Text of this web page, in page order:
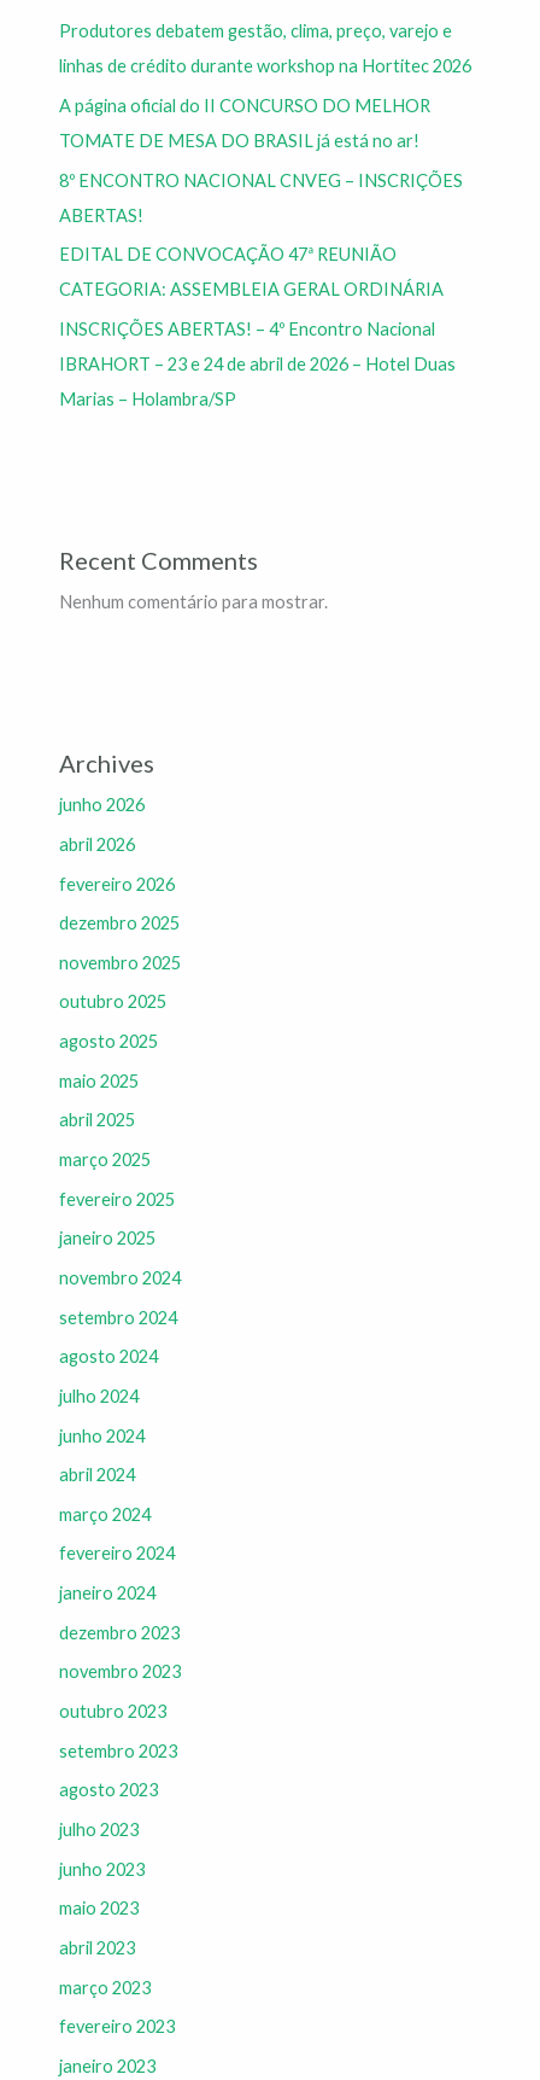
Produtores debatem gestão, clima, preço, varejo e
linhas de crédito durante workshop na Hortitec 2026
A página oficial do II CONCURSO DO MELHOR
TOMATE DE MESA DO BRASIL já está no ar!
8º ENCONTRO NACIONAL CNVEG – INSCRIÇÕES
ABERTAS!
EDITAL DE CONVOCAÇÃO 47ª REUNIÃO
CATEGORIA: ASSEMBLEIA GERAL ORDINÁRIA
INSCRIÇÕES ABERTAS! – 4º Encontro Nacional
IBRAHORT – 23 e 24 de abril de 2026 – Hotel Duas
Marias – Holambra/SP
Recent Comments
Nenhum comentário para mostrar.
Archives
junho 2026
abril 2026
fevereiro 2026
dezembro 2025
novembro 2025
outubro 2025
agosto 2025
maio 2025
abril 2025
março 2025
fevereiro 2025
janeiro 2025
novembro 2024
setembro 2024
agosto 2024
julho 2024
junho 2024
abril 2024
março 2024
fevereiro 2024
janeiro 2024
dezembro 2023
novembro 2023
outubro 2023
setembro 2023
agosto 2023
julho 2023
junho 2023
maio 2023
abril 2023
março 2023
fevereiro 2023
janeiro 2023